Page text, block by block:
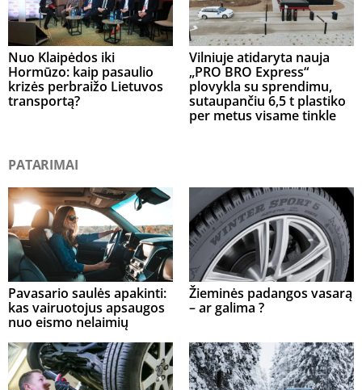
Nuo Klaipėdos iki
Hormūzo: kaip pasaulio
krizės perbraižo Lietuvos
transportą?
Vilniuje atidaryta nauja
„PRO BRO Express“
plovykla su sprendimu,
sutaupančiu 6,5 t plastiko
per metus visame tinkle
PATARIMAI
Pavasario saulės apakinti:
kas vairuotojus apsaugos
nuo eismo nelaimių
Žieminės padangos vasarą
– ar galima ?